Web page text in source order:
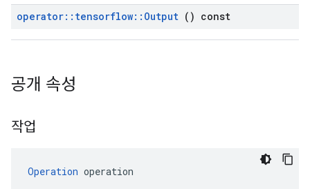
operator:: tensorflow:: Output () const
공개 속성
작업
Operation operation